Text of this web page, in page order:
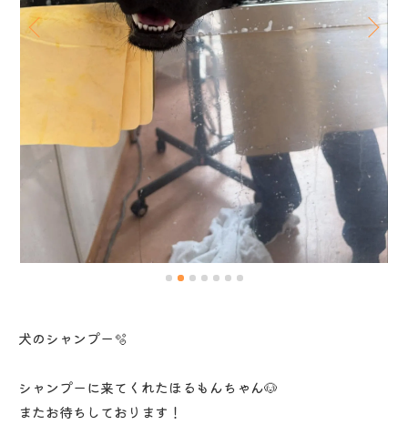
犬のシャンプー🫧
シャンプーに来てくれたほるもんちゃん🐶
またお待ちしております！